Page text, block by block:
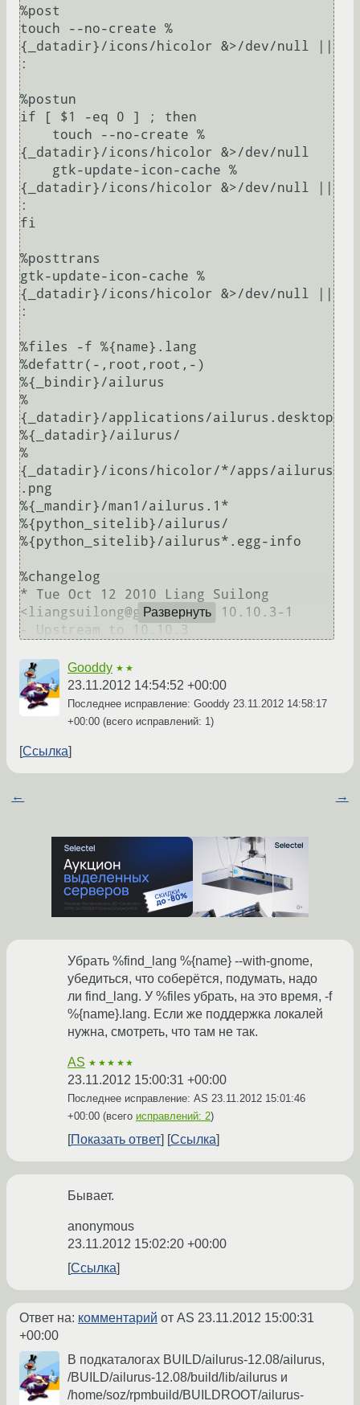
%post
touch --no-create %
{_datadir}/icons/hicolor &>/dev/null ||
:
%postun
if [ $1 -eq 0 ] ; then
{_datadir}/icons/hicolor &>/dev/null
{_datadir}/icons/hicolor &>/dev/null ||
:
fi
%posttrans
gtk-update-icon-cache %
{_datadir}/icons/hicolor &>/dev/null ||
:
%files -f %{name}.lang
%defattr(-,root,root,-)
%{_bindir}/ailurus
%
{_datadir}/applications/ailurus.desktop
%{_datadir}/ailurus/
%
{_datadir}/icons/hicolor/*/apps/ailurus
.png
%{_mandir}/man1/ailurus.1*
%{python_sitelib}/ailurus/
%{python_sitelib}/ailurus*.egg-info
%changelog
* Tue Oct 12 2010 Liang Suilong
<liangsuilong@gmail.com> 10.10.3-1
- Upstream to 10.10.3
Развернуть
Gooddy ★★
23.11.2012 14:54:52 +00:00
Последнее исправление: Gooddy 23.11.2012 14:58:17
+00:00 (всего исправлений: 1)
Ссылка
← →
Убрать %find_lang %{name} --with-gnome,
убедиться, что соберётся, подумать, надо
ли find_lang. У %files убрать, на это время, -f
%{name}.lang. Если же поддержка локалей
нужна, смотреть, что там не так.
AS ★★★★★
23.11.2012 15:00:31 +00:00
Последнее исправление: AS 23.11.2012 15:01:46
+00:00 (всего исправлений: 2)
Показать ответ Ссылка
Бывает.
anonymous
23.11.2012 15:02:20 +00:00
Ссылка
Ответ на: комментарий от AS 23.11.2012 15:00:31
+00:00
В подкаталогах BUILD/ailurus-12.08/ailurus,
/BUILD/ailurus-12.08/build/lib/ailurus и
/home/soz/rpmbuild/BUILDROOT/ailurus-